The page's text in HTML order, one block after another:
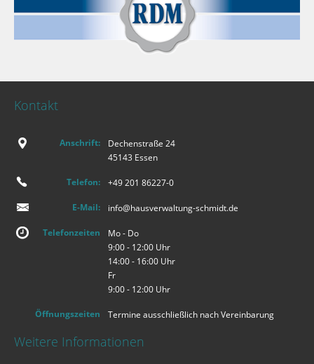
Kontakt
Anschrift:
Dechenstraße 24
45143 Essen
Telefon: +49 201 86227-0
E-Mail: info@hausverwaltung-schmidt.de
Telefonzeiten
Mo - Do
9:00 - 12:00 Uhr
14:00 - 16:00 Uhr
Fr
9:00 - 12:00 Uhr
Öffnungszeiten Termine ausschließlich nach Vereinbarung
Weitere Informationen